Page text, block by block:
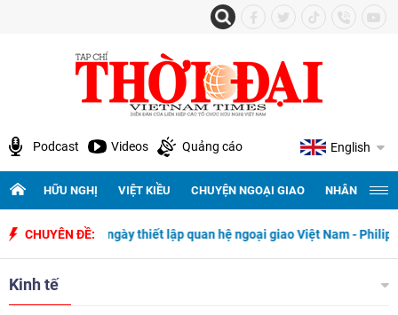
Podcast Videos Quảng cáo English
HỮU NGHỊ VIỆT KIỀU CHUYỆN NGOẠI GIAO NHÂN
CHUYÊN ĐỀ:
50 năm ngày thiết lập quan hệ ngoại giao Việt Nam - Philippines
Kinh tế